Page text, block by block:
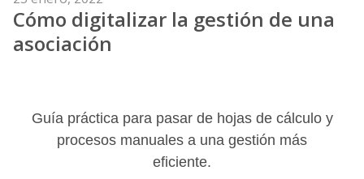
el
Cómo digitalizar la gestión de una
asociación
Guía práctica para pasar de hojas de cálculo y
procesos manuales a una gestión más
eficiente.